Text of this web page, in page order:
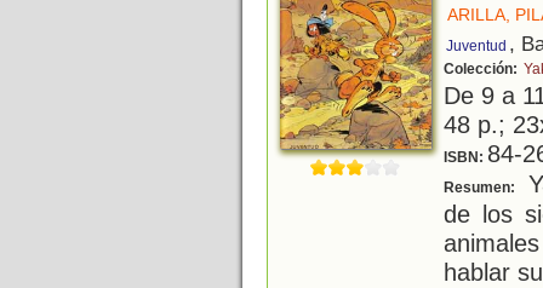
ARILLA,
Juventud ,
Colección:
De 9 a
48 p.;
ISBN: 84-
Resumen:
de los
hablar